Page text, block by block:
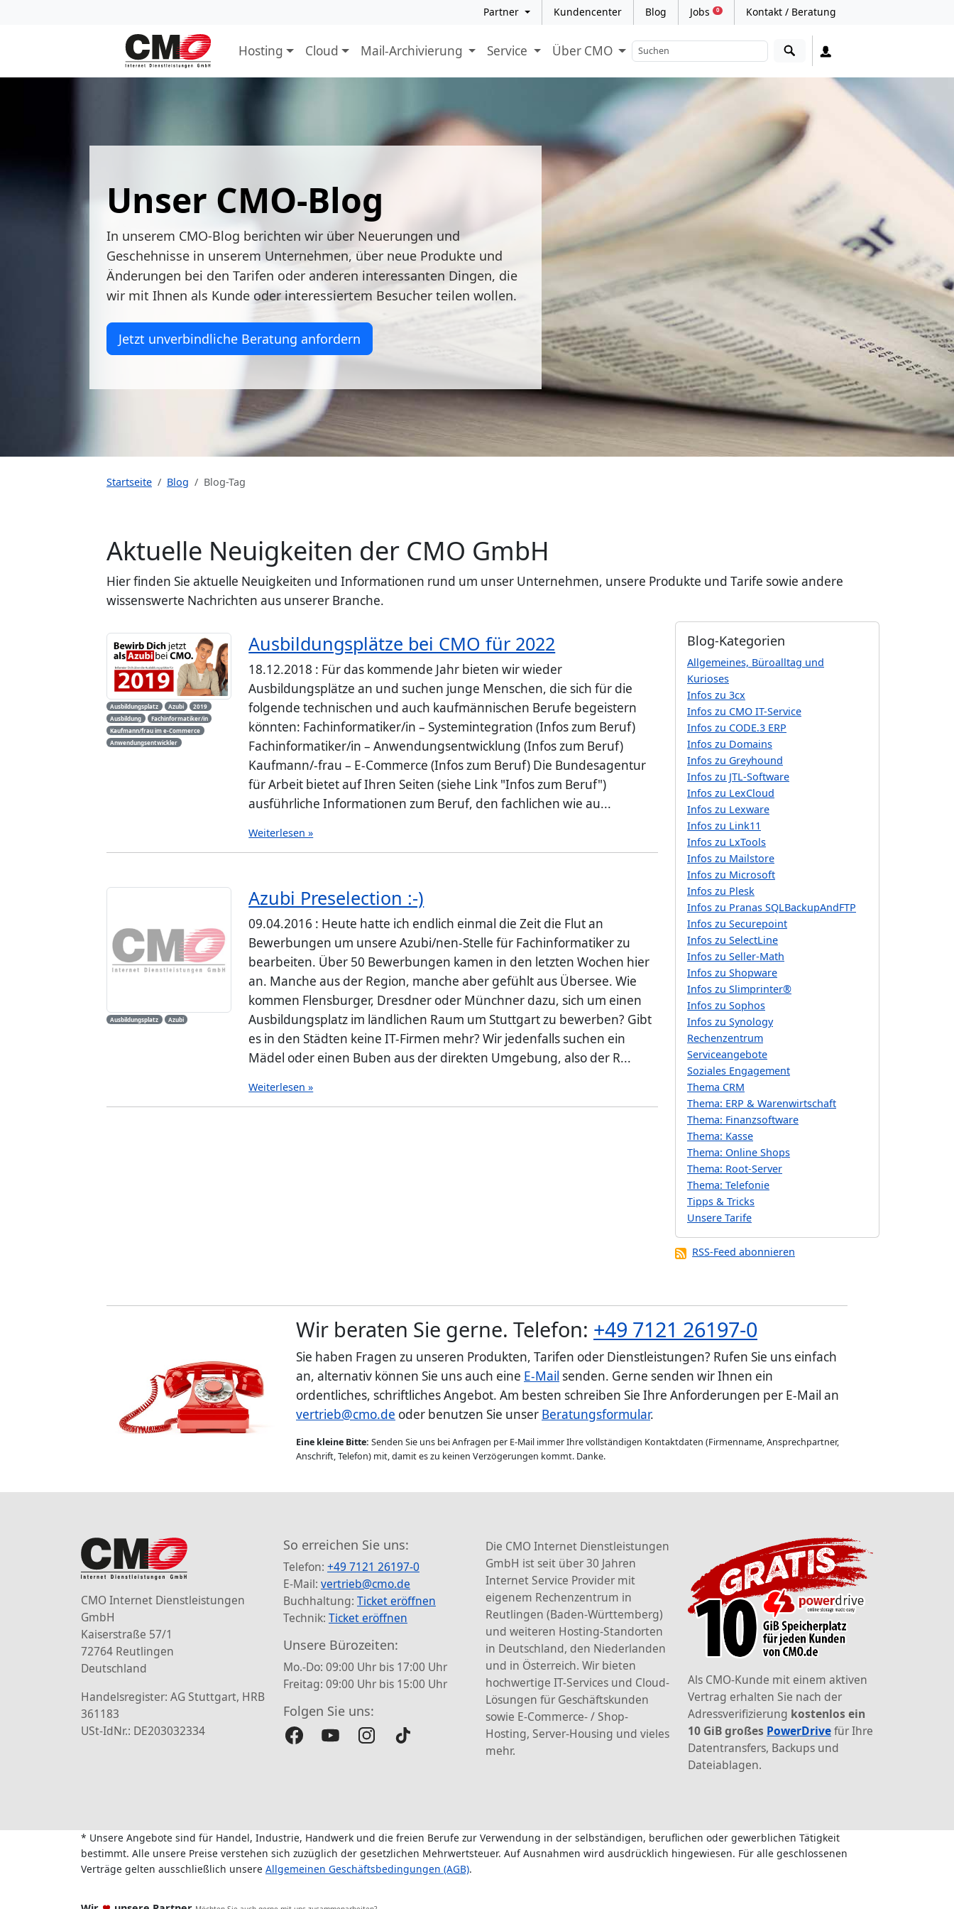
Partner Kundencenter Blog Jobs 0 Kontakt / Beratung
Hosting Cloud Mail-Archivierung Service Über CMO
Unser CMO-Blog
In unserem CMO-Blog berichten wir über Neuerungen und
Geschehnisse in unserem Unternehmen, über neue Produkte und
Änderungen bei den Tarifen oder anderen interessanten Dingen, die
wir mit Ihnen als Kunde oder interessiertem Besucher teilen wollen.
Jetzt unverbindliche Beratung anfordern
Startseite Blog Blog-Tag
Aktuelle Neuigkeiten der CMO GmbH
Hier finden Sie aktuelle Neuigkeiten und Informationen rund um unser Unternehmen, unsere Produkte und Tarife sowie andere
wissenswerte Nachrichten aus unserer Branche.
Ausbildungsplatz Azubi
2019
Ausbildung
Fachinformatiker/in
Kaufmann/frau im e-Commerce
Anwendungsentwickler
Ausbildungsplätze bei CMO für 2022
18.12.2018 : Für das kommende Jahr bieten wir wieder
Ausbildungsplätze an und suchen junge Menschen, die sich für die
folgende technischen und auch kaufmännischen Berufe begeistern
könnten: Fachinformatiker/in – Systemintegration (Infos zum Beruf)
Fachinformatiker/in – Anwendungsentwicklung (Infos zum Beruf)
Kaufmann/-frau – E-Commerce (Infos zum Beruf) Die Bundesagentur
für Arbeit bietet auf Ihren Seiten (siehe Link "Infos zum Beruf")
ausführliche Informationen zum Beruf, den fachlichen wie au...
Weiterlesen »
Ausbildungsplatz Azubi
Azubi Preselection :-)
09.04.2016 : Heute hatte ich endlich einmal die Zeit die Flut an
Bewerbungen um unsere Azubi/nen-Stelle für Fachinformatiker zu
bearbeiten. Über 50 Bewerbungen kamen in den letzten Wochen hier
an. Manche aus der Region, manche aber gefühlt aus Übersee. Wie
kommen Flensburger, Dresdner oder Münchner dazu, sich um einen
Ausbildungsplatz im ländlichen Raum um Stuttgart zu bewerben? Gibt
es in den Städten keine IT-Firmen mehr? Wir jedenfalls suchen ein
Mädel oder einen Buben aus der direkten Umgebung, also der R...
Weiterlesen »
Blog-Kategorien
Allgemeines, Büroalltag und
Kurioses
Infos zu 3cx
Infos zu CMO IT-Service
Infos zu CODE.3 ERP
Infos zu Domains
Infos zu Greyhound
Infos zu JTL-Software
Infos zu LexCloud
Infos zu Lexware
Infos zu Link11
Infos zu LxTools
Infos zu Mailstore
Infos zu Microsoft
Infos zu Plesk
Infos zu Pranas SQLBackupAndFTP
Infos zu Securepoint
Infos zu SelectLine
Infos zu Seller-Math
Infos zu Shopware
Infos zu Slimprinter®
Infos zu Sophos
Infos zu Synology
Rechenzentrum
Serviceangebote
Soziales Engagement
Thema CRM
Thema: ERP & Warenwirtschaft
Thema: Finanzsoftware
Thema: Kasse
Thema: Online Shops
Thema: Root-Server
Thema: Telefonie
Tipps & Tricks
Unsere Tarife
RSS-Feed abonnieren
Wir beraten Sie gerne. Telefon: +49 7121 26197-0
Sie haben Fragen zu unseren Produkten, Tarifen oder Dienstleistungen? Rufen Sie uns einfach
an, alternativ können Sie uns auch eine E-Mail senden. Gerne senden wir Ihnen ein
ordentliches, schriftliches Angebot. Am besten schreiben Sie Ihre Anforderungen per E-Mail an
vertrieb@cmo.de oder benutzen Sie unser Beratungsformular.
Eine kleine Bitte: Senden Sie uns bei Anfragen per E-Mail immer Ihre vollständigen Kontaktdaten (Firmenname, Ansprechpartner,
Anschrift, Telefon) mit, damit es zu keinen Verzögerungen kommt. Danke.
CMO Internet Dienstleistungen
GmbH
Kaiserstraße 57/1
72764 Reutlingen
Deutschland
Handelsregister: AG Stuttgart, HRB
361183
USt-IdNr.: DE203032334
So erreichen Sie uns:
Telefon: +49 7121 26197-0
E-Mail: vertrieb@cmo.de
Buchhaltung: Ticket eröffnen
Technik: Ticket eröffnen
Unsere Bürozeiten:
Mo.-Do: 09:00 Uhr bis 17:00 Uhr
Freitag: 09:00 Uhr bis 15:00 Uhr
Folgen Sie uns:
Die CMO Internet Dienstleistungen
GmbH ist seit über 30 Jahren
Internet Service Provider mit
eigenem Rechenzentrum in
Reutlingen (Baden-Württemberg)
und weiteren Hosting-Standorten
in Deutschland, den Niederlanden
und in Österreich. Wir bieten
hochwertige IT-Services und Cloud-
Lösungen für Geschäftskunden
sowie E-Commerce- / Shop-
Hosting, Server-Housing und vieles
mehr.
Als CMO-Kunde mit einem aktiven
Vertrag erhalten Sie nach der
Adressverifizierung kostenlos ein
10 GiB großes PowerDrivefür Ihre
Datentransfers, Backups und
Dateiablagen.
* Unsere Angebote sind für Handel, Industrie, Handwerk und die freien Berufe zur Verwendung in der selbständigen, beruflichen oder gewerblichen Tätigkeit
bestimmt. Alle unsere Preise verstehen sich zuzüglich der gesetzlichen Mehrwertsteuer. Auf Ausnahmen wird ausdrücklich hingewiesen. Für alle geschlossenen
Verträge gelten ausschließlich unsere Allgemeinen Geschäftsbedingungen (AGB).